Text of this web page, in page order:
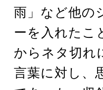
雨」など他の
ーを入れたこ
からネタ切れ
言葉に対し、